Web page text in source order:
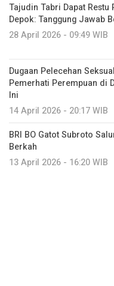
Tajudin Tabri Dapat Restu
Depok: Tanggung Jawab
28 April 2026 - 09:49 WIB
Dugaan Pelecehan
Pemerhati Perempuan di
Ini
14 April 2026 - 20:17 WIB
BRI BO Gatot Subroto
Berkah
13 April 2026 - 16:20 WIB